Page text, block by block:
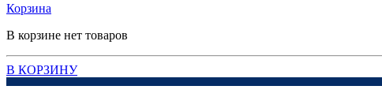
Корзина
В корзине нет товаров
В КОРЗИНУ